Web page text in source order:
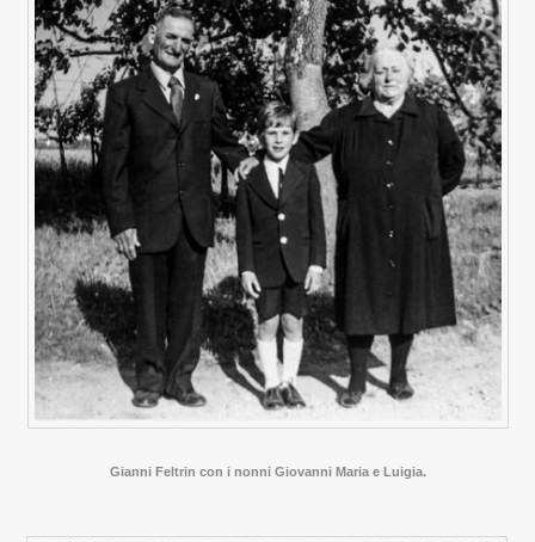
Gianni Feltrin con i nonni Giovanni Maria e Luigia.